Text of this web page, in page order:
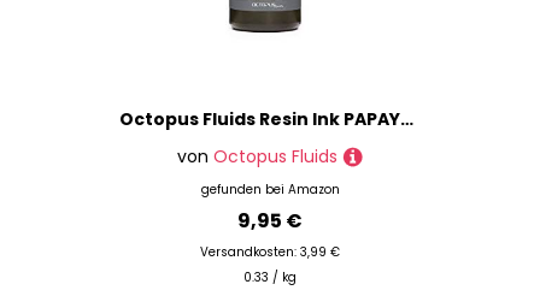
Octopus Fluids Resin Ink PAPAYA, Alcohol Ink für Epoxidharz und UV-Resin, Resin-Farbe, Harz-Farbe orange, 30 ml
von Octopus Fluids
gefunden bei Amazon
9,95 €
Versandkosten: 3,99 €
0.33 / kg